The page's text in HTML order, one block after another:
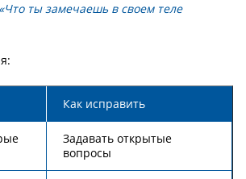
ты замечаешь в своем теле
Как исправить
Задавать открытые
вопросы